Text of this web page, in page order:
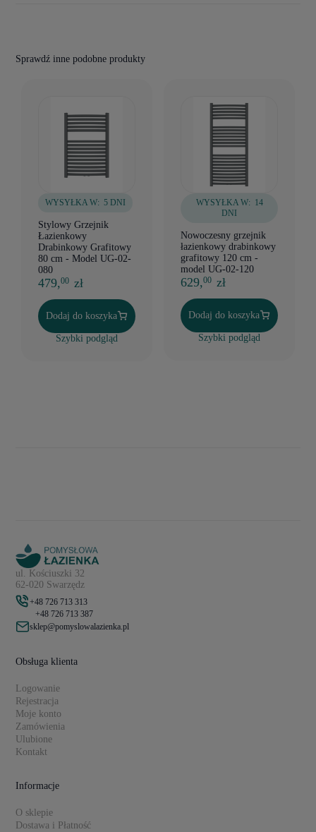
Sprawdź inne podobne produkty
WYSYŁKA W: 5 DNI
Stylowy Grzejnik
Łazienkowy
Drabinkowy Grafitowy
80 cm - Model UG-02-
080
479,00 zł
Dodaj do koszyka
Szybki podgląd
WYSYŁKA W: 14
DNI
Nowoczesny grzejnik
łazienkowy drabinkowy
grafitowy 120 cm -
model UG-02-120
629,00 zł
Dodaj do koszyka
Szybki podgląd
ul. Kościuszki 32
62-020 Swarzędz
+48 726 713 313
+48 726 713 387
sklep@pomyslowalazienka.pl
Obsługa klienta
Logowanie
Rejestracja
Moje konto
Zamówienia
Ulubione
Kontakt
Informacje
O sklepie
Dostawa i Płatność